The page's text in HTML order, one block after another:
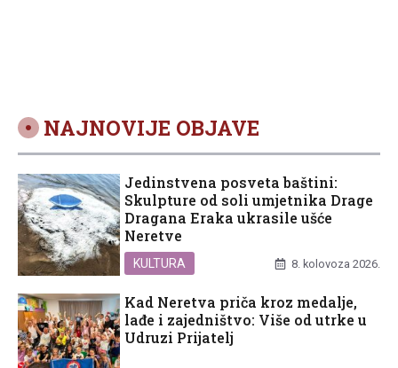
NAJNOVIJE OBJAVE
Jedinstvena posveta baštini:
Skulpture od soli umjetnika Drage
Dragana Eraka ukrasile ušće
Neretve
KULTURA 8. kolovoza 2026.
Kad Neretva priča kroz medalje,
lađe i zajedništvo: Više od utrke u
Udruzi Prijatelj